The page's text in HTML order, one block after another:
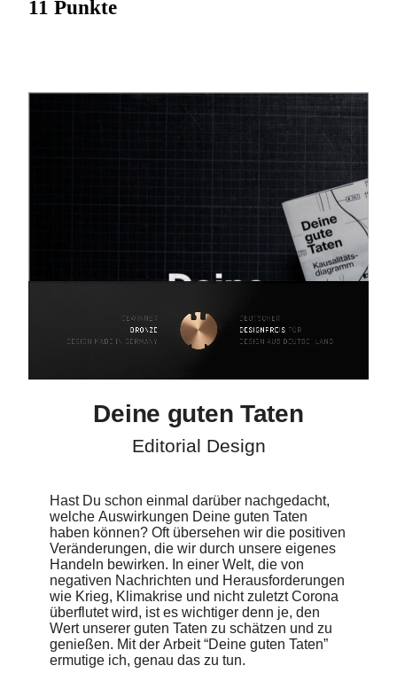
11 Punkte
Hast Du schon einmal darüber nachgedacht, welche
Auswirkungen Deine guten Taten haben können? Oft
übersehen wir die positiven Veränderungen, die wir durch
unsere eigenes Handeln bewirken. In einer Welt, die von
negativen Nachrichten und Herausforderungen wie Krieg,
Klimakrise und nicht zuletzt Corona überflutet wird, ist es
wichtiger denn je, den Wert unserer guten Taten zu schätzen
und zu genießen. Mit der Arbeit “Deine guten Taten”
Dieses Werk soll die Auswirkungen selbst einer einzigen
Geschichten werden in Form eines Kausalitätsdiagramms
dargestellt, welches die positiven Auswirkungen einer
Das Medium der Arbeit ist eine Broschüre, deren
sich aufklappen, um das Kausalitätsdiagramm und die
Geschichten dahinter zu erforschen, sodass die Leser die
Zusammenhänge nachvollziehen und die Auswirkungen
Datenvisualisierung und Storytelling.
Durch die Darstellung der Kraft guter Taten und der Freude,
die sie bereiten, soll das Bewusstsein für diese Thematik
geschärft und andere dazu inspiriert werden, ihre eigenen
positiven Erfahrungen zu teilen. Das Ziel ist es, die
Menschen aus ihrer täglichen Routine herauszuholen und
eine dringend benötigte Ablenkung vom ständigen Strom der
negativen Nachrichten zu bieten. Das Projekt soll die
Menschen an den Wert guter Taten erinnern und sie
ermutigen, in ihrem eigenen Umfeld etwas Positives zu
bewirken.
Deine guten Taten
Editorial Design
Hast Du schon einmal darüber nachgedacht,
welche Auswirkungen Deine guten Taten
haben können? Oft übersehen wir die positiven
Veränderungen, die wir durch unsere eigenes
Handeln bewirken. In einer Welt, die von
negativen Nachrichten und Herausforderungen
wie Krieg, Klimakrise und nicht zuletzt Corona
überflutet wird, ist es wichtiger denn je, den
Wert unserer guten Taten zu schätzen und zu
genießen. Mit der Arbeit “Deine guten Taten”
ermutige ich, genau das zu tun.